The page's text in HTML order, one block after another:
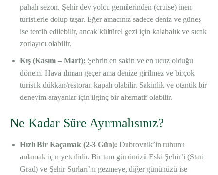
pahalı sezon. Şehir dev yolcu gemilerinden (cruise) inen
turistlerle dolup taşar. Eğer amacınız sadece deniz ve güneş
ise tercih edilebilir, ancak kültürel gezi için kalabalık ve sıcak
zorlayıcı olabilir.
Kış (Kasım – Mart): Şehrin en sakin ve en ucuz olduğu
dönem. Hava ılıman geçer ama denize girilmez ve birçok
turistik dükkan/restoran kapalı olabilir. Sakinlik ve otantik bir
deneyim arayanlar için ilginç bir alternatif olabilir.
Ne Kadar Süre Ayırmalısınız?
Hızlı Bir Kaçamak (2-3 Gün): Dubrovnik’in ruhunu
anlamak için yeterlidir. Bir tam gününüzü Eski Şehir’i (Stari
Grad) ve Şehir Surları’nı gezmeye, diğer gününüzü ise